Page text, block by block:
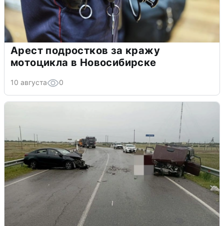
Арест подростков за кражу
мотоцикла в Новосибирске
10 августа 0